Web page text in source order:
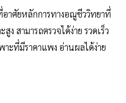
าศัยหลักการทางอณูชีววิทยาที่
ง สามารถตรวจได้ง่าย รวดเร็ว
าะที่มีราคาแพง อ่านผลได้ง่าย